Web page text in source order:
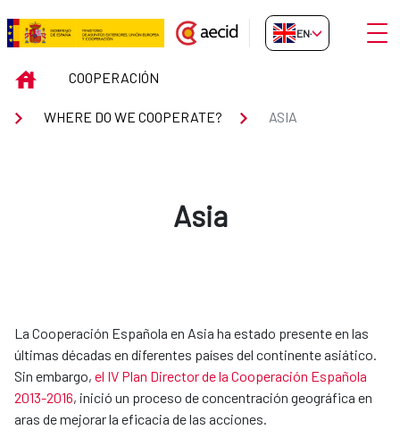
Skip to Main Content
ASIA
EN-GB
INICIOCOOPERACIÓN
WHERE DO WE COOPERATE? ASIA
Asia
​​​​​​La Cooperación Española en Asia ha estado presente en las
últimas décadas en diferentes países del continente asiático.
Sin embargo, el IV Plan Director de la Cooperación Española
2013-2016, inició un proceso de concentración geográfica en
aras de mejorar la eficacia de las acciones.